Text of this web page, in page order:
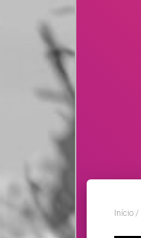
Início /